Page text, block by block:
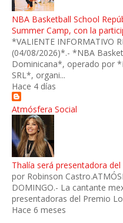
NBA Basketball School
Summer Camp, con la
*VALIENTE INFORMATIVO
(04/08/2026)*.- *NBA
Dominicana*, operado por
SRL*, organi...
Hace 4 días
Atmósfera Social
Thalía será presentadora
por Robinson
DOMINGO.- La cantante
presentadoras del Premio
Hace 6 meses